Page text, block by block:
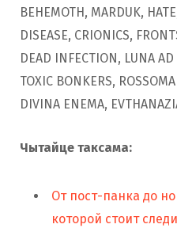
BEHEMOTH, MARDUK,
DISEASE, CRIONICS,
DEAD INFECTION, LUNA
TOXIC BONKERS,
DIVINA ENEMA,
Чытайце таксама:
От пост-панка до
которой стоит